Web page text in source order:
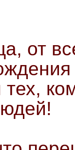
от
тех,